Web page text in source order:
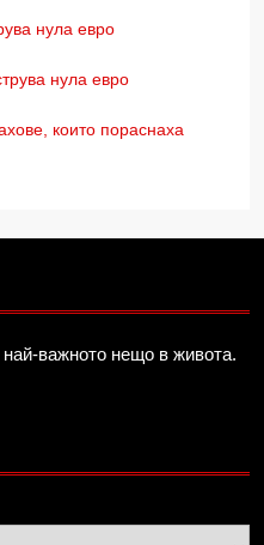
нула евро
нула евро
които пораснаха
важното нещо в живота.